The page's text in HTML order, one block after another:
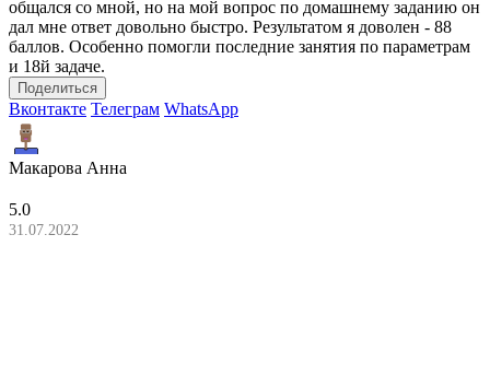
общался со мной, но на мой вопрос по домашнему заданию он
дал мне ответ довольно быстро. Результатом я доволен - 88
баллов. Особенно помогли последние занятия по параметрам
и 18й задаче.
Поделиться
Вконтакте Телеграм WhatsApp
Макарова Анна
5.0
31.07.2022